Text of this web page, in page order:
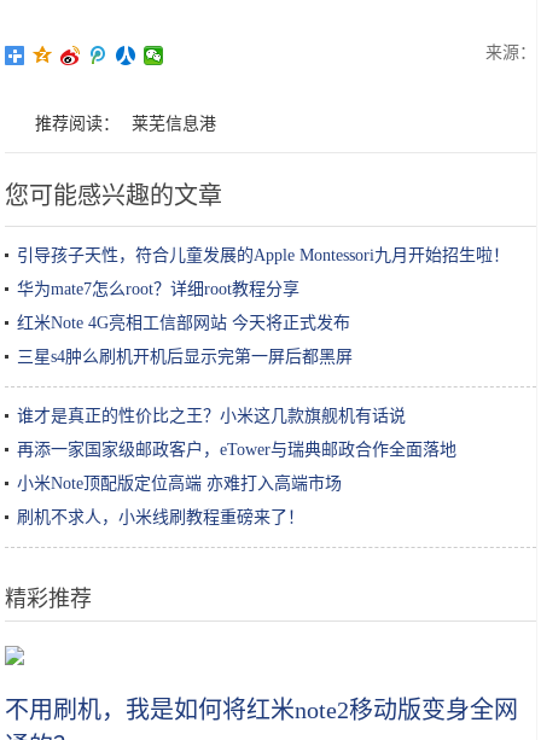
来源：
推荐阅读： 莱芜信息港
您可能感兴趣的文章
引导孩子天性，符合儿童发展的Apple Montessori九月开始招生啦！
华为mate7怎么root？详细root教程分享
红米Note 4G亮相工信部网站 今天将正式发布
三星s4肿么刷机开机后显示完第一屏后都黑屏
谁才是真正的性价比之王？小米这几款旗舰机有话说
再添一家国家级邮政客户，eTower与瑞典邮政合作全面落地
小米Note顶配版定位高端 亦难打入高端市场
刷机不求人，小米线刷教程重磅来了！
精彩推荐
不用刷机，我是如何将红米note2移动版变身全网